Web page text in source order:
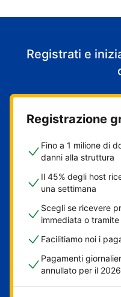
Registrati e
Registrazione
Fino a 1 milione di
danni alla struttura
Il 45% degli host
una settimana
Scegli se ricevere
immediata o
Facilitiamo noi i
Pagamenti
annullato per il 2026